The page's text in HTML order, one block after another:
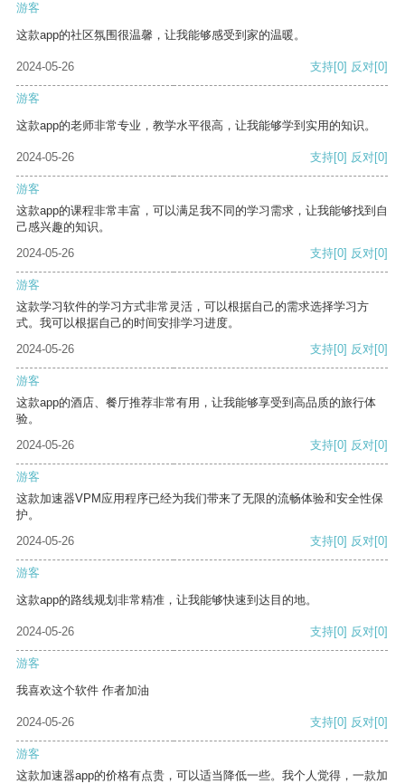
游客
这款app的社区氛围很温馨，让我能够感受到家的温暖。
2024-05-26 支持[0] 反对[0]
游客
这款app的老师非常专业，教学水平很高，让我能够学到实用的知识。
2024-05-26 支持[0] 反对[0]
游客
这款app的课程非常丰富，可以满足我不同的学习需求，让我能够找到自
己感兴趣的知识。
2024-05-26
支持[0] 反对[0]
游客
这款学习软件的学习方式非常灵活，可以根据自己的需求选择学习方
式。我可以根据自己的时间安排学习进度。
2024-05-26
支持[0] 反对[0]
游客
这款app的酒店、餐厅推荐非常有用，让我能够享受到高品质的旅行体
验。
2024-05-26
支持[0] 反对[0]
游客
这款加速器VPM应用程序已经为我们带来了无限的流畅体验和安全性保
护。
2024-05-26
支持[0] 反对[0]
游客
这款app的路线规划非常精准，让我能够快速到达目的地。
2024-05-26 支持[0] 反对[0]
游客
我喜欢这个软件 作者加油
2024-05-26 支持[0] 反对[0]
游客
这款加速器app的价格有点贵，可以适当降低一些。我个人觉得，一款加